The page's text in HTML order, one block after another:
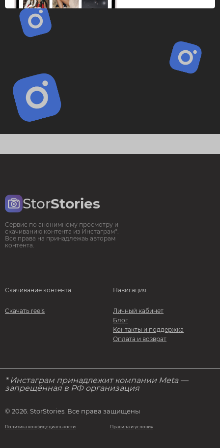
StorStories
Сервис по анонимному просмотру и
скачиванию контента из Инстаграм*.
Все права на принадлежаь авторам
контента.
Скачивание контента
Скачать reels
Навигация
Личный кабинет
Блог
Контакты и поддержка
Оплата и возврат
* Инстаграм принадлежит компании Meta —
запрещённая в РФ организация
© 2026. StorStories. Все права защищены
Политика конфидециальности Правила и условия